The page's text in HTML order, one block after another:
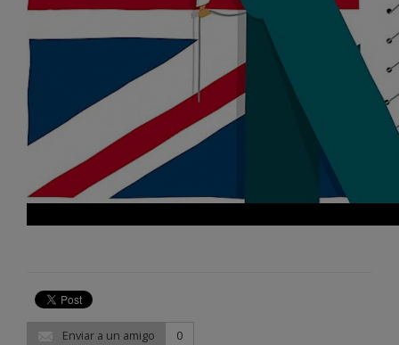
Enviar a un amigo
0